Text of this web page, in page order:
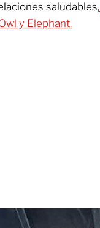
saludables,
y Elephant.